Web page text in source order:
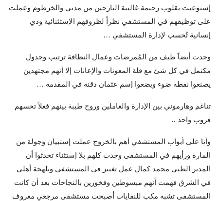
إستوعبت بقلوب رحيمة غالبية النازحين من مدني والخرطوم وعملت
على توظيفهم في المستشفي نظراً لظروفهم الإستثنائية ودي
إنسانية تُحسب لإدارة المستشفي …
وجدت أيضاََ طيف من المُمرضات وعمال النظافة ترتيب وجدول
مكتمل في كل شئ مع قلة المعونات والإعانات إلا أنهم مجتهدين
يصنعوا نقطة ضوء ويضعوا إسم عثمان دقنة في المقدمة …
تناغم وهارموني بين الإدارة والعاملين وروح طيبة بينهم فعلاً تحسهم
قروب واحد ..
وأنا على أبواب المستشفي أهم بالخروج عملت إستبيان وجولة من
المارة ورأيهم في المستشفى وجدت كلهم بلا إستثناء تحدثوا أن
المدير الطبي محمد كمال عمل تغيير في المستشفي وبلهجة أهلي
في الشرق فهمت أنهم مبسوطين وفخورين بالنجاحات بعد أن كانت
المستشفى تشبه مكب للنفايات أصبحت مستشفى مرجعي معروف